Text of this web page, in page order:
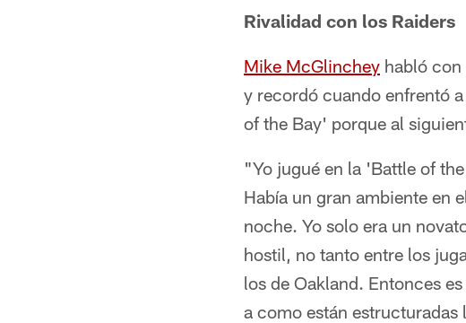
Rivalidad con los Raiders
Mike McGlinchey habló
y recordó cuando enfrentó
of the Bay' porque al
"Yo jugué en la 'Battle of
Había un gran ambiente en
noche. Yo solo era un
hostil, no tanto entre los
los de Oakland. Entonces
a como están